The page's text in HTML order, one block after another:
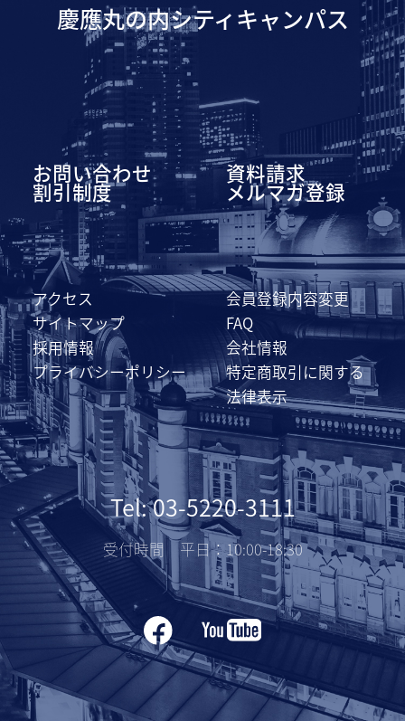
慶應丸の内シティキャンパス
お問い合わせ 資料請求
割引制度 メルマガ登録
アクセス
会員登録内容変更
サイトマップ
FAQ
採用情報
会社情報
プライバシーポリシー
特定商取引に関する
法律表示
Tel: 03-5220-3111
受付時間 平日：10:00-18:30